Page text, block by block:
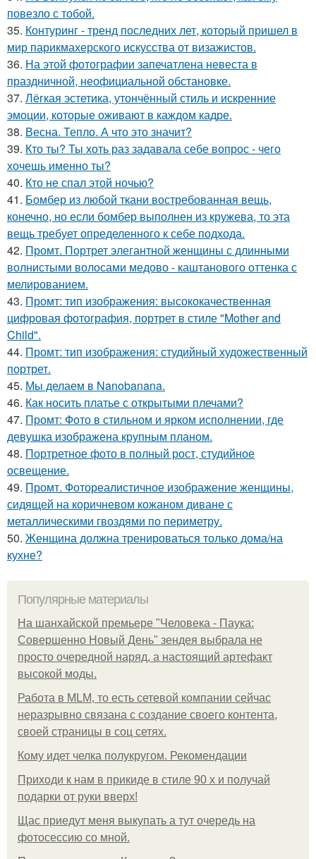
повезло с тобой.
35. Контуринг - тренд последних лет, который пришел в
мир парикмахерского искусства от визажистов.
36. На этой фотографии запечатлена невеста в
праздничной, неофициальной обстановке.
37. Лёгкая эстетика, утончённый стиль и искренние
эмоции, которые оживают в каждом кадре.
38. Весна. Тепло. А что это значит?
39. Кто ты? Ты хоть раз задавала себе вопрос - чего
хочешь именно ты?
40. Кто не спал этой ночью?
41. Бомбер из любой ткани востребованная вещь,
конечно, но если бомбер выполнен из кружева, то эта
вещь требует определенного к себе подхода.
42. Промт. Портрет элегантной женщины с длинными
волнистыми волосами медово - каштанового оттенка с
мелированием.
43. Промт: тип изображения: высококачественная
цифровая фотография, портрет в стиле "Mother and
Child".
44. Промт: тип изображения: студийный художественный
портрет.
45. Мы делаем в Nanobanana.
46. Как носить платье с открытыми плечами?
47. Промт: Фото в стильном и ярком исполнении, где
девушка изображена крупным планом.
48. Портретное фото в полный рост, студийное
освещение.
49. Промт. Фотореалистичное изображение женщины,
сидящей на коричневом кожаном диване с
металлическими гвоздями по периметру.
50. Женщина должна тренироваться только дома/на
кухне?
Популярные материалы
На шанхайской премьере "Человека - Паука:
Совершенно Новый День" зендея выбрала не
просто очередной наряд, а настоящий артефакт
высокой моды.
Работа в MLM, то есть сетевой компании сейчас
неразрывно связана с создание своего контента,
своей страницы в соц сетях.
Кому идет челка полукругом. Рекомендации
Приходи к нам в прикиде в стиле 90 х и получай
подарки от руки вверх!
Щас приедут меня выкупать а тут очередь на
фотосессию со мной.